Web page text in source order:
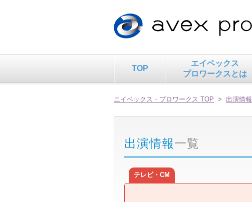
TOP
エイベックス
プロワークスとは
エイベックス・プロワークス TOP > 出演情報
出演情報一覧
テレビ・CM